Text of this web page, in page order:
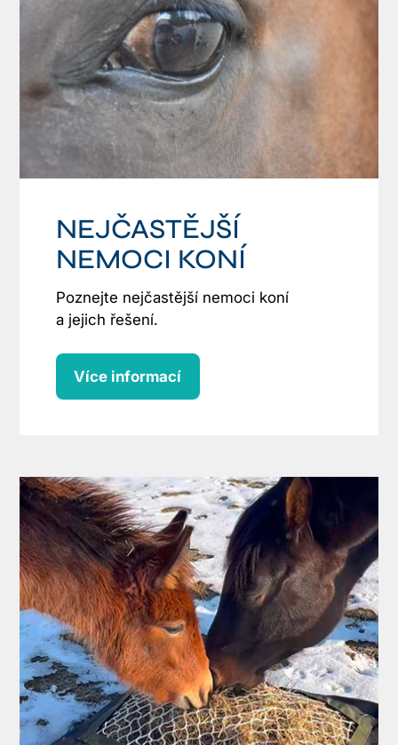
NEJČASTĚJŠÍ
NEMOCI KONÍ
Poznejte nejčastější nemoci koní
a jejich řešení.
Více informací